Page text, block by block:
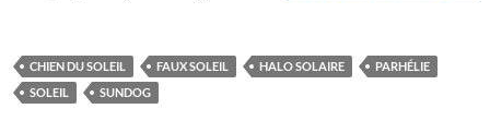
CHIEN DU SOLEIL FAUX SOLEIL HALO SOLAIRE
PARHÉLIE
SOLEIL
SUNDOG